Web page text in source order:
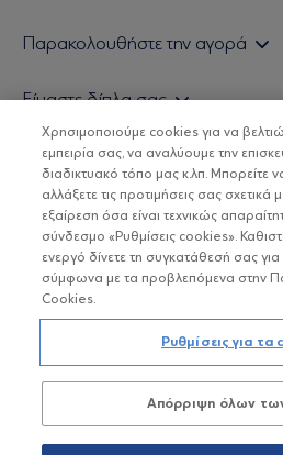
Τιμολογιακή Πολιτική
Δείτε τις πολιτικές μας
Βασικές Γνώσεις
Παρακολουθήστε την αγορά
Τα νέα μας
Χρήσιμοι σύνδεσμοι
Είμαστε δίπλα σας
H Eurobank Asset Management
Επενδυτική φιλοσοφία ESG
Πιστοποιημένα στελέχη και
Αποστολή Βιογραφικών
ΟΙ ΟΣΕΚΑ ΔΕΝ ΕΧΟΥΝ
ΠΡΟΗΓΟΥΜΕΝΕΣ ΑΠΟΔΟΣΕΙΣ
Copyright ©
Προστασία
Όροι
Χρησιμοποιούμε cookies για να
εμπειρία σας, να αναλύουμε την
διαδικτυακό τόπο μας κ.λπ. Μπορείτε
αλλάξετε τις προτιμήσεις σας σχετικά
εξαίρεση όσα είναι τεχνικώς
σύνδεσμο «Ρυθμίσεις cookies».
ενεργό δίνετε τη συγκατάθεσή σας
σύμφωνα με τα προβλεπόμενα στην
Cookies.
Ρυθμίσεις για τα
Απόρριψη όλων